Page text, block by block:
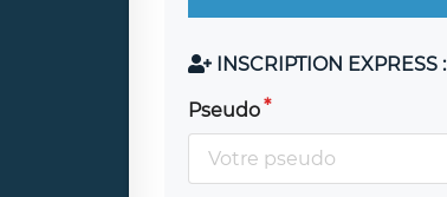
INSCRIPTION EXPRESS :
Pseudo